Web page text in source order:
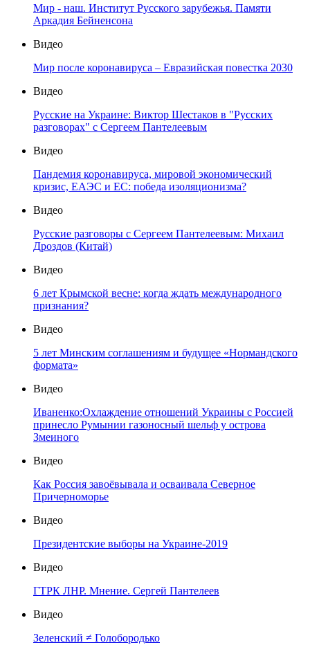
Мир - наш. Институт Русского зарубежья. Памяти
Аркадия Бейненсона
Видео
Мир после коронавируса – Евразийская повестка 2030
Видео
Русские на Украине: Виктор Шестаков в "Русских
разговорах" с Сергеем Пантелеевым
Видео
Пандемия коронавируса, мировой экономический
кризис, ЕАЭС и ЕС: победа изоляционизма?
Видео
Русские разговоры с Сергеем Пантелеевым: Михаил
Дроздов (Китай)
Видео
6 лет Крымской весне: когда ждать международного
признания?
Видео
5 лет Минским соглашениям и будущее «Нормандского
формата»
Видео
Иваненко:Охлаждение отношений Украины с Россией
принесло Румынии газоносный шельф у острова
Змеиного
Видео
Как Россия завоёвывала и осваивала Северное
Причерноморье
Видео
Президентские выборы на Украине-2019
Видео
ГТРК ЛНР. Мнение. Сергей Пантелеев
Видео
Зеленский ≠ Голобородько